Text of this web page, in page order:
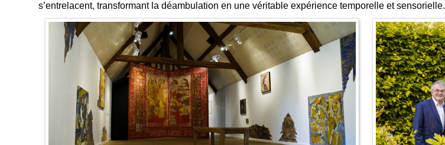
s’entrelacent, transformant la déambulation en une véritable expérience temporelle et sensorielle.